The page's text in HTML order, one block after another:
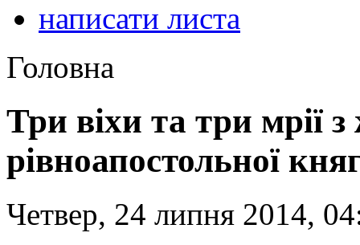
написати листа
Головна
Три віхи та три мрії з
рівноапостольної
Четвер, 24 липня 2014,